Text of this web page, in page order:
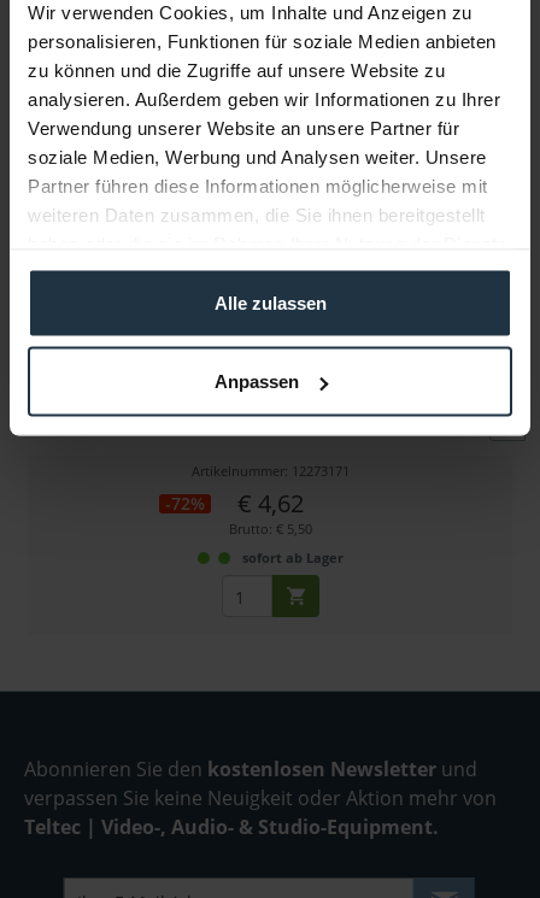
Wir verwenden Cookies, um Inhalte und Anzeigen zu
personalisieren, Funktionen für soziale Medien anbieten
zu können und die Zugriffe auf unsere Website zu
analysieren. Außerdem geben wir Informationen zu Ihrer
Verwendung unserer Website an unsere Partner für
soziale Medien, Werbung und Analysen weiter. Unsere
Partner führen diese Informationen möglicherweise mit
weiteren Daten zusammen, die Sie ihnen bereitgestellt
gesammelt haben.
Alle zulassen
Anpassen
Infos zu Hersteller & Produktsicherheit
Folgende Infos zum Hersteller sind verfübar......
Weitere Artikel von Triad-Orbit ansehen
5/8" female auf 3/8" male
Artikelnummer: 12273171
-72% € 4,62
Brutto: € 5,50
sofort ab Lager
Abonnieren Sie den kostenlosen Newsletter und
verpassen Sie keine Neuigkeit oder Aktion mehr von
Teltec | Video-, Audio- & Studio-Equipment.